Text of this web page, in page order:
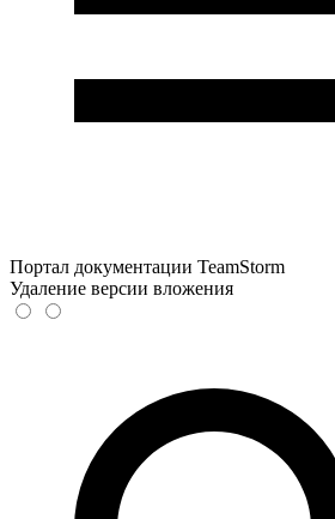
Портал документации TeamStorm
Удаление версии вложения